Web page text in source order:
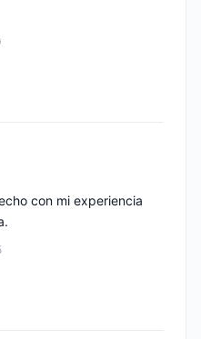
con mi experiencia